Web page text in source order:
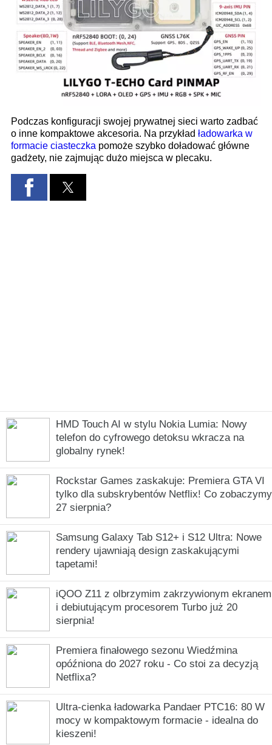
HMD Touch AI w stylu Nokia Lumia: Nowy
telefon do cyfrowego detoksu wkracza na
globalny rynek!
Rockstar Games zaskakuje: Premiera GTA VI
tylko dla subskrybentów Netflix! Co zobaczymy
27 sierpnia?
Samsung Galaxy Tab S12+ i S12 Ultra: Nowe
rendery ujawniają design zaskakującymi
tapetami!
iQOO Z11 z olbrzymim zakrzywionym ekranem
i debiutującym procesorem Turbo już 20
sierpnia!
Premiera finałowego sezonu Wiedźmina
opóźniona do 2027 roku - Co stoi za decyzją
Netflixa?
Ultra-cienka ładowarka Pandaer PTC16: 80 W
mocy w kompaktowym formacie - idealna do
kieszeni!